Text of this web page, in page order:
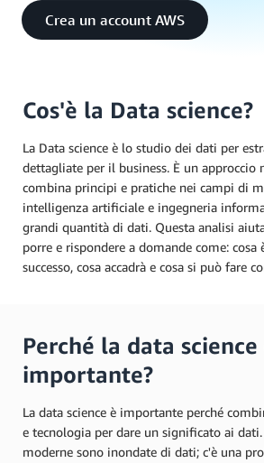
Crea un account AWS
Cos'è la Data science?
La Data science è lo studio dei dati per
dettagliate per il business. È un approccio
combina principi e pratiche nei campi di
intelligenza artificiale e ingegneria
grandi quantità di dati. Questa analisi
porre e rispondere a domande come: cosa
successo, cosa accadrà e cosa si può fare
Perché la data science
importante?
La data science è importante perché
e tecnologia per dare un significato ai
moderne sono inondate di dati; c'è una